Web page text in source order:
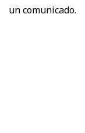
un comunicado.